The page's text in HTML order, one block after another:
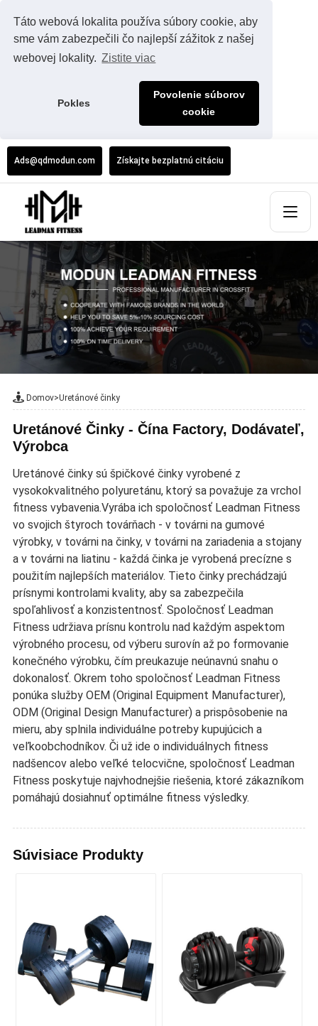
Táto webová lokalita používa súbory cookie, aby
sme vám zabezpečili čo najlepší zážitok z našej
webovej lokality. Zistite viac
Pokles
Povolenie súborov
cookie
Ads@qdmodun.com Získajte bezplatnú citáciu
Domov>Uretánové činky
Uretánové Činky - Čína Factory, Dodávateľ,
Výrobca
Uretánové činky sú špičkové činky vyrobené z
vysokokvalitného polyuretánu, ktorý sa považuje za vrchol
fitness vybavenia.Vyrába ich spoločnosť Leadman Fitness
vo svojich štyroch továrňach - v továrni na gumové
výrobky, v továrni na činky, v továrni na zariadenia a stojany
a v továrni na liatinu - každá činka je vyrobená precízne s
použitím najlepších materiálov. Tieto činky prechádzajú
prísnymi kontrolami kvality, aby sa zabezpečila
spoľahlivosť a konzistentnosť. Spoločnosť Leadman
Fitness udržiava prísnu kontrolu nad každým aspektom
výrobného procesu, od výberu surovín až po formovanie
konečného výrobku, čím preukazuje neúnavnú snahu o
dokonalosť. Okrem toho spoločnosť Leadman Fitness
ponúka služby OEM (Original Equipment Manufacturer),
ODM (Original Design Manufacturer) a prispôsobenie na
mieru, aby splnila individuálne potreby kupujúcich a
veľkoobchodníkov. Či už ide o individuálnych fitness
nadšencov alebo veľké telocvične, spoločnosť Leadman
Fitness poskytuje najvhodnejšie riešenia, ktoré zákazníkom
pomáhajú dosiahnuť optimálne fitness výsledky.
Súvisiace Produkty